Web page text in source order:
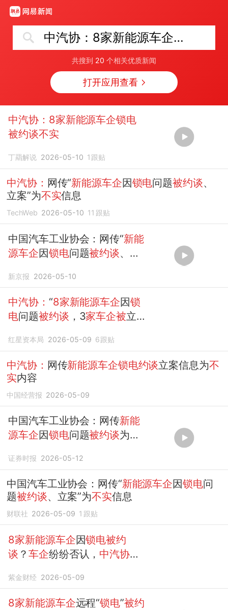
中汽协：8家新能源车企锁电被约谈不实
共搜到 20 个相关优质新闻
打开应用查看
中汽协：8家新能源车企锁电
被约谈不实
丁羂解说 2026-05-10 1 跟贴
中汽协： 网传“新能源车企因锁电问题被约谈、
立案”为不实信息
TechWeb 2026-05-10 11 跟贴
中国汽车工业协会：网传“新能
源车企因锁电问题被约谈、立
新京报 2026-05-10
中汽协： “8家新能源车企因锁
电问题被约谈 ，3家车企被立
重不符
红星资本局 2026-05-09 6跟贴
中汽协： 网传新能源车企锁电约谈立案信息为不
实内容
中国经营报 2026-05-09
中国汽车工业协会：网传新能
源车企因锁电问题被约谈为不
证券时报 2026-05-12
中国汽车工业协会：网传“新能源车企因锁电问
题被约谈、立案”为不实信息
财联社 2026-05-09 1 跟贴
8家新能源车企因锁电被约
谈 ？车企纷纷否认， 中汽协发
紫金财经 2026-05-09
8家新能源车企远程“锁电”被约